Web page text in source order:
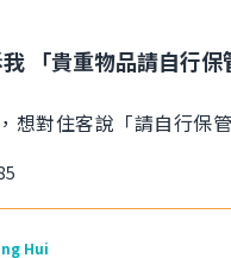
「貴重物品請自行保
想對住客說「請自行保
Hui